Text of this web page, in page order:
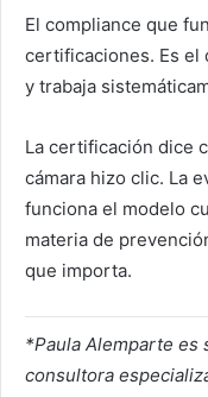
El compliance que
certificaciones. Es el
y trabaja
La certificación dice
cámara hizo clic. La
funciona el modelo
materia de
que importa.
*Paula Alemparte es
consultora